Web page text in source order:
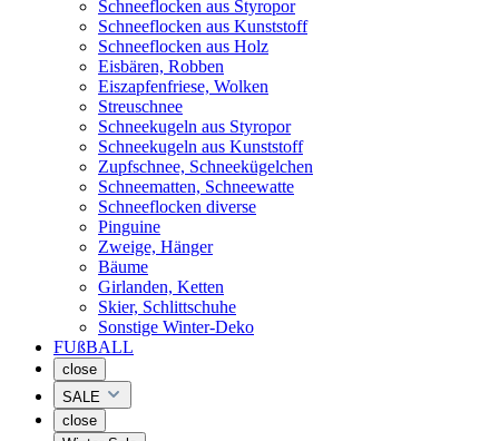
Schneeflocken aus Styropor
Schneeflocken aus Kunststoff
Schneeflocken aus Holz
Eisbären, Robben
Eiszapfenfriese, Wolken
Streuschnee
Schneekugeln aus Styropor
Schneekugeln aus Kunststoff
Zupfschnee, Schneekügelchen
Schneematten, Schneewatte
Schneeflocken diverse
Pinguine
Zweige, Hänger
Bäume
Girlanden, Ketten
Skier, Schlittschuhe
Sonstige Winter-Deko
FUßBALL
close
SALE
close